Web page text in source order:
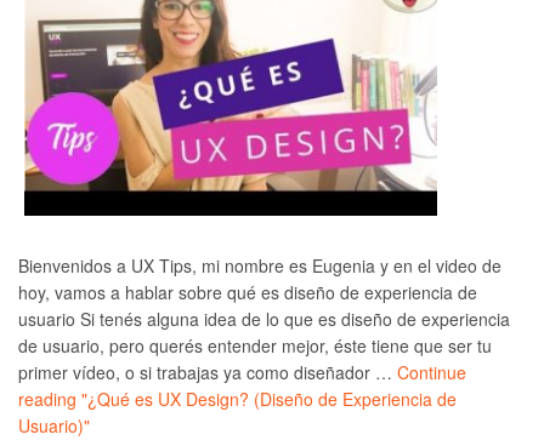
Bienvenidos a UX Tips, mi nombre es Eugenia y en el video de
hoy, vamos a hablar sobre qué es diseño de experiencia de
usuario Si tenés alguna idea de lo que es diseño de experiencia
de usuario, pero querés entender mejor, éste tiene que ser tu
primer vídeo, o si trabajas ya como diseñador … Continue
reading "¿Qué es UX Design? (Diseño de Experiencia de
Usuario)"